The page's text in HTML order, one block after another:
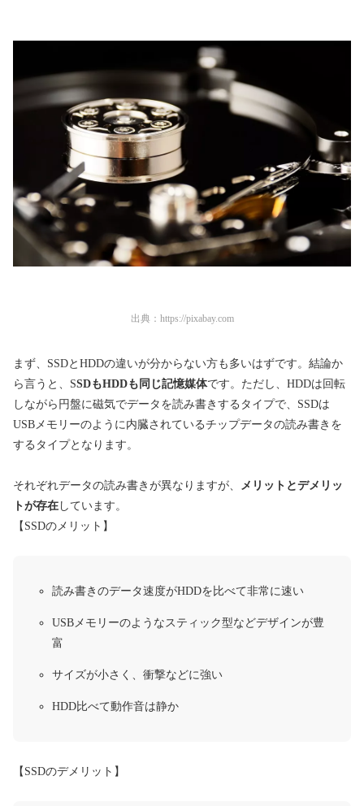
出典： https://pixabay.com
まず、SSDとHDDの違いが分からない方も多いはずです。結論か
ら言うと、SSDもHDDも同じ記憶媒体です。ただし、HDDは回転
しながら円盤に磁気でデータを読み書きするタイプで、SSDは
USBメモリーのように内臓されているチップデータの読み書きを
するタイプとなります。
それぞれデータの読み書きが異なりますが、 メリットとデメリッ
トが存在 しています。
【SSDのメリット】
読み書きのデータ速度がHDDを比べて非常に速い
USBメモリーのようなスティック型などデザインが豊
富
サイズが小さく、衝撃などに強い
HDD比べて動作音は静か
【SSDのデメリット】